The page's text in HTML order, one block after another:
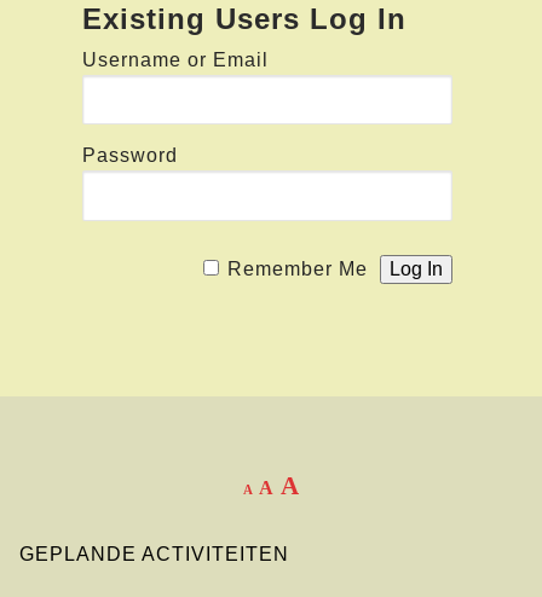
Existing Users Log In
Username or Email
Password
Remember Me
A A A
GEPLANDE ACTIVITEITEN